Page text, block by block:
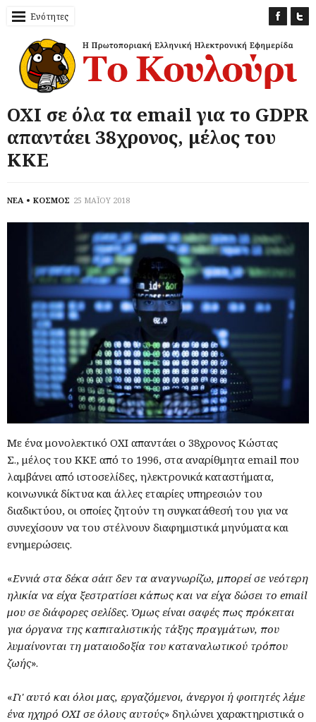
Ενότητες
ΟΧΙ σε όλα τα email για το GDPR
απαντάει 38χρονος, μέλος του
ΚΚΕ
ΝΕΑ ΚΟΣΜΟΣ 25 ΜΑΪΟΥ 2018
Με ένα μονολεκτικό ΟΧΙ απαντάει ο 38χρονος Κώστας
Σ., μέλος του ΚΚΕ από το 1996, στα αναρίθμητα email που
λαμβάνει από ιστοσελίδες, ηλεκτρονικά καταστήματα,
κοινωνικά δίκτυα και άλλες εταιρίες υπηρεσιών του
διαδικτύου, οι οποίες ζητούν τη συγκατάθεσή του για να
συνεχίσουν να του στέλνουν διαφημιστικά μηνύματα και
ενημερώσεις.
«Εννιά στα δέκα σάιτ δεν τα αναγνωρίζω, μπορεί σε νεότερη
ηλικία να είχα ξεστρατίσει κάπως και να είχα δώσει το email
μου σε διάφορες σελίδες. Όμως είναι σαφές πως πρόκειται
για όργανα της καπιταλιστικής τάξης πραγμάτων, που
λυμαίνονται τη ματαιοδοξία του καταναλωτικού τρόπου
ζωής».
«Γι' αυτό και όλοι μας, εργαζόμενοι, άνεργοι ή φοιτητές λέμε
ένα ηχηρό ΟΧΙ σε όλους αυτούς» δηλώνει χαρακτηριστικά ο